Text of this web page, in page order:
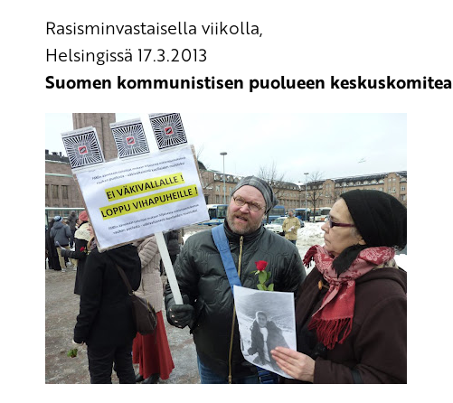
Rasisminvastaisella viikolla,
Helsingissä 17.3.2013
Suomen kommunistisen puolueen keskuskomitea